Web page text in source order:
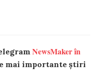
NewsMaker în
mai importante știri